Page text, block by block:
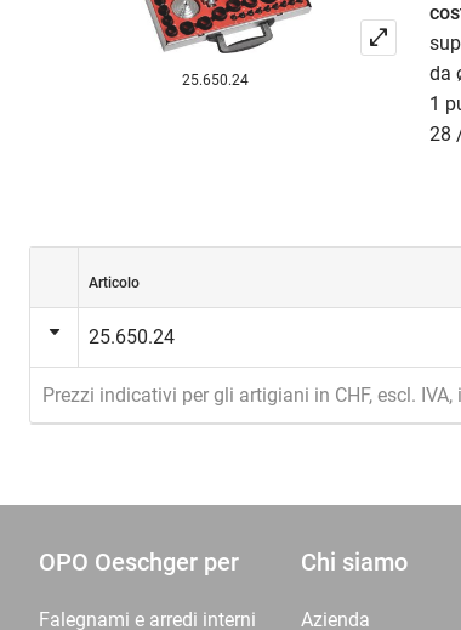
25.650.24
da
1
28
Articolo
25.650.24
Prezzi indicativi per gli artigiani in CHF, escl. IVA,
OPO Oeschger per
Falegnami e arredi interni
Chi siamo
Azienda